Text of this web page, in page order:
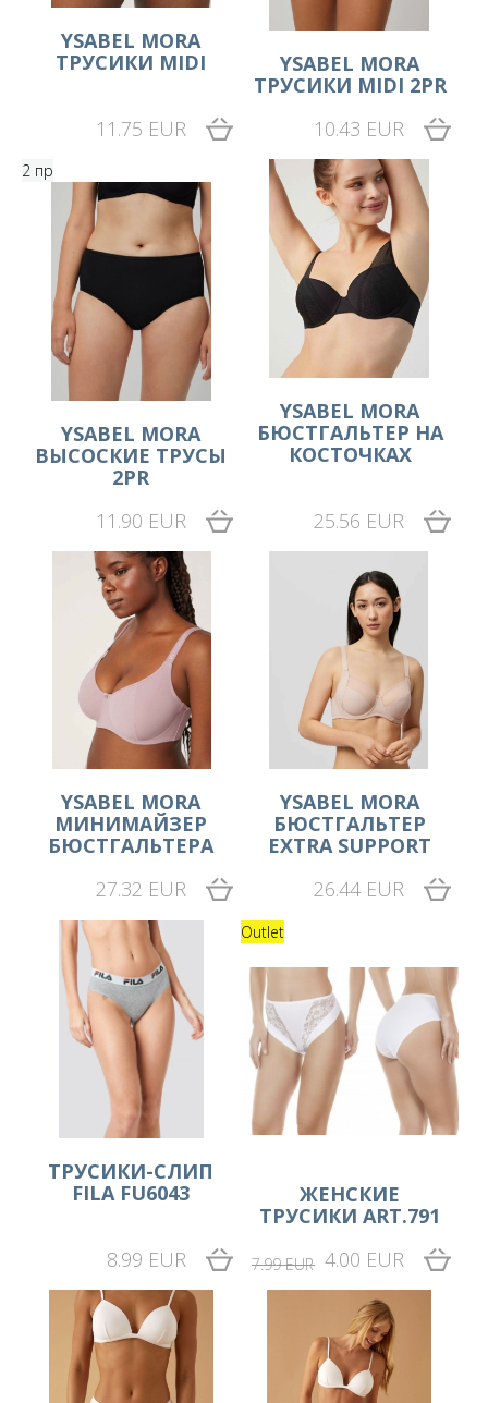
YSABEL MORA
ТРУСИКИ MIDI
11.75 EUR
YSABEL MORA
ТРУСИКИ MIDI 2PR
10.43 EUR
2 пр
YSABEL MORA
ВЫСОСКИЕ ТРУСЫ
2PR
11.90 EUR
YSABEL MORA
БЮСТГАЛЬТЕР НА
КОСТОЧКАХ
25.56 EUR
YSABEL MORA
МИНИМАЙЗЕР
БЮСТГАЛЬТЕРА
27.32 EUR
YSABEL MORA
БЮСТГАЛЬТЕР
EXTRA SUPPORT
26.44 EUR
ТРУСИКИ-СЛИП
FILA FU6043
8.99 EUR
Outlet
ЖЕНСКИЕ
ТРУСИКИ ART.791
7.99 EUR 4.00 EUR